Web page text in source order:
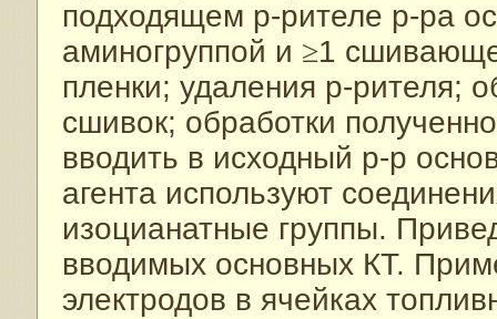
подходящем р-рителе р-ра
аминогруппой и ≥1
пленки; удаления р-рителя;
сшивок; обработки
вводить в исходный р-р
агента используют
изоцианатные группы.
вводимых основных КТ.
электродов в ячейках